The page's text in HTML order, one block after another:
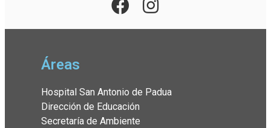
Áreas
Hospital San Antonio de Padua
Dirección de Educación
Secretaría de Ambiente